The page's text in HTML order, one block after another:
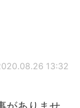
13:32